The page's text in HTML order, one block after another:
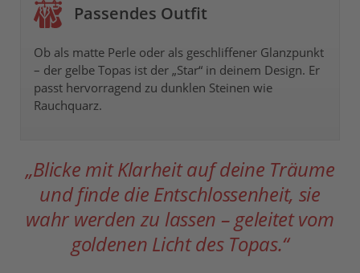
Passendes Outfit
Ob als matte Perle oder als geschliffener Glanzpunkt
– der gelbe Topas ist der „Star“ in deinem Design. Er
passt hervorragend zu dunklen Steinen wie
Rauchquarz.
„Blicke mit Klarheit auf deine Träume
und finde die Entschlossenheit, sie
wahr werden zu lassen – geleitet vom
goldenen Licht des Topas.“